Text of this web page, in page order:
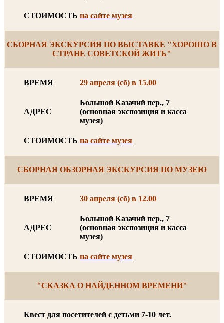
СТОИМОСТЬ на сайте музея
СБОРНАЯ ЭКСКУРСИЯ ПО ВЫСТАВКЕ "ХОРОШО В
СТРАНЕ СОВЕТСКОЙ ЖИТЬ"
ВРЕМЯ 29 апреля (сб) в 15.00
АДРЕС
Большой Казачий пер., 7
(основная экспозиция и касса
музея)
СТОИМОСТЬ на сайте музея
СБОРНАЯ ОБЗОРНАЯ ЭКСКУРСИЯ ПО МУЗЕЮ
ВРЕМЯ 30 апреля (сб) в 12.00
АДРЕС
Большой Казачий пер., 7
(основная экспозиция и касса
музея)
СТОИМОСТЬ на сайте музея
"СКАЗКА О НАЙДЕННОМ ВРЕМЕНИ"
Квест для посетителей с детьми 7-10 лет.